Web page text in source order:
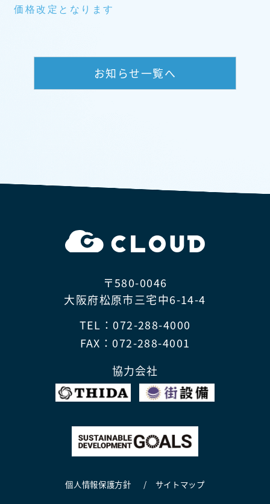
価格改定となります
お知らせ一覧へ
〒580-0046
大阪府松原市三宅中6-14-4
TEL：072-288-4000
FAX：072-288-4001
協力会社
個人情報保護方針 サイトマップ